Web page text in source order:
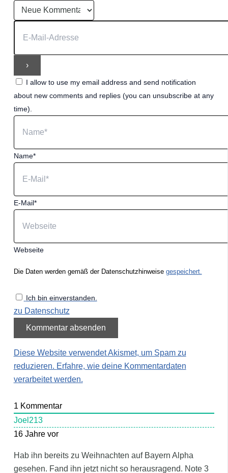
I allow to use my email address and send notification
about new comments and replies (you can unsubscribe at any
time).
Name*
E-Mail*
Webseite
Die Daten werden gemäß der Datenschutzhinweise gespeichert.
Ich bin einverstanden.
zu Datenschutz
Diese Website verwendet Akismet, um Spam zu
reduzieren. Erfahre, wie deine Kommentardaten
verarbeitet werden.
1 Kommentar
Joel213
16 Jahre vor
Hab ihn bereits zu Weihnachten auf Bayern Alpha
gesehen. Fand ihn jetzt nicht so herausragend. Note 3